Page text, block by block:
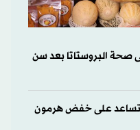
صحة البروستاتا بعد سن
قد تساعد على خفض هرمون